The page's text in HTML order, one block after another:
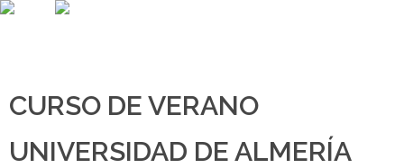
CURSO DE VERANO
UNIVERSIDAD DE ALMERÍA